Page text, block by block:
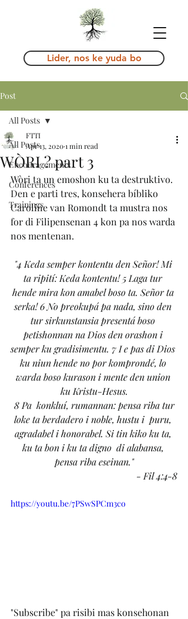
Lider, nos ke yuda bo
Post
All Posts
Encouragements
Conferences
Trainings
All Posts
WÒRI ? part 3
FTTI
Apr 13, 20201 min read
Wòri ta un emoshon ku ta destruktivo.
Den e parti tres, konsehera bíbliko
Caroline van Romondt ta mustra nos
for di Filipensenan 4 kon pa nos warda
nos mentenan.
"4 Keda semper kontentu den Señor! Mi
ta ripití: Keda kontentu! 5 Laga tur
hende mira kon amabel boso ta. Señor ta
serka! 6 No preokupá pa nada, sino den
tur sirkunstansia presentá boso
petishonnan na Dios den orashon i
semper ku gradisimentu. 7 I e pas di Dios
ku niun hende no por komprondé, lo
warda boso kurason i mente den union
ku Kristu-Hesus.
loke ta berdadero i noble, hustu i  puru,
agradabel i honorabel. Si tin kiko ku ta,
ku ta bon i ku ta digno  di alabansa,
pensa riba eseinan."
- Fil 4:4-8
https://youtu.be/7PSwSPCm3co
"Subscribe" pa risibi mas konsehonan